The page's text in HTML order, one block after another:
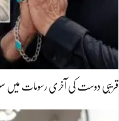
قریبی دوست کی آخری رسومات میں